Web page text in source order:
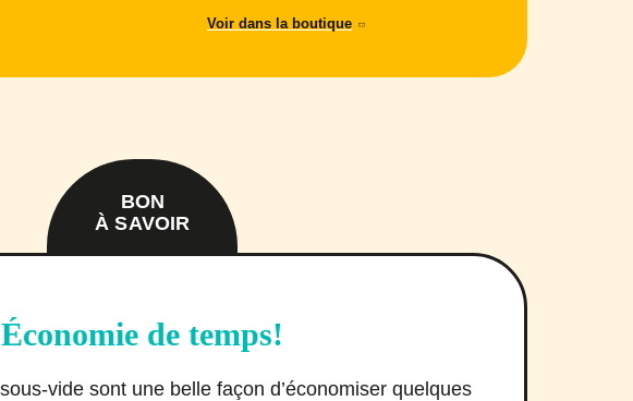
Voir dans la boutique
BON
À SAVOIR
Économie de temps!
vide sont une belle façon d’économiser quelques